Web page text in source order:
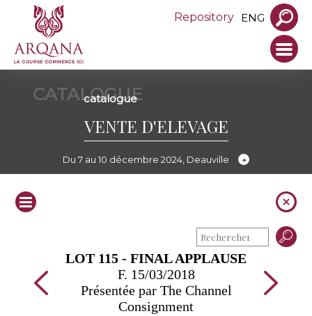
Repository ENG
CATALOGUE
catalogue
VENTE D'ELEVAGE
Du 7 au 10 décembre 2024, Deauville
LOT 115 - FINAL APPLAUSE
F. 15/03/2018
Présentée par The Channel
Consignment